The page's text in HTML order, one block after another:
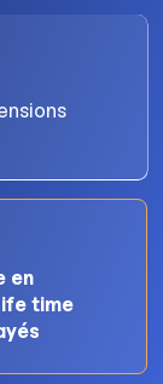
en
time